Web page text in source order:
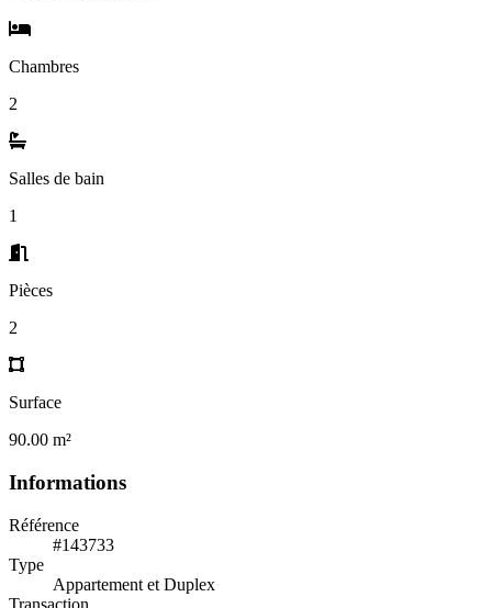
Chambres
2
Salles de bain
1
Pièces
2
Surface
90.00 m²
Informations
Référence
#143733
Type
Appartement et Duplex
Transaction